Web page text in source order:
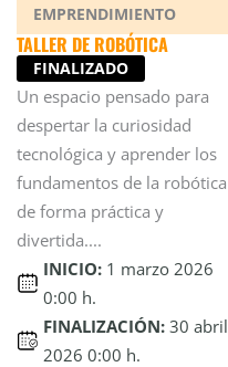
EMPRENDIMIENTO
TALLER DE ROBÓTICA
FINALIZADO
Un espacio pensado para
despertar la curiosidad
tecnológica y aprender los
fundamentos de la robótica
de forma práctica y
divertida....
INICIO: 1 marzo 2026
0:00 h.
FINALIZACIÓN: 30 abril
2026 0:00 h.